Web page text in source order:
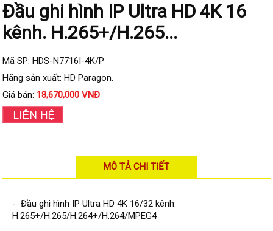
Đầu ghi IP Visionhitech
Camera Analog
Camera Dahua
Camera Visionhitech
Camera KBVISION
Đầu ghi HDParagon
Đầu ghi HIKVISION
Đầu ghi Visionhitech
Đầu ghi hình IP Ultra HD 4K 16
kênh. H.265+/H.265...
Mã SP: HDS-N7716I-4K/P
Hãng sản xuất: HD Paragon.
Giá bán: 18,670,000 VNĐ
MÔ TẢ CHI TIẾT
- Đầu ghi hình IP Ultra HD 4K 16/32 kênh.
H.265+/H.265/H.264+/H.264/MPEG4